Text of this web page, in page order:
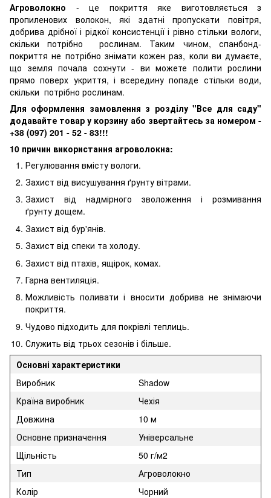
Агроволокно - це покриття яке виготовляється з
пропиленових волокон, які здатні пропускати повітря,
добрива дрібної і рідкої консистенції і рівно стільки вологи,
скільки потрібно рослинам. Таким чином, спанбонд-
покриття не потрібно знімати кожен раз, коли ви думаєте,
що земля почала сохнути - ви можете полити рослини
прямо поверх укриття, і всередину попаде стільки води,
скільки потрібно рослинам.
Для оформлення замовлення з розділу "Все для саду"
додавайте товар у корзину або звертайтесь за номером -
+38 (097) 201 - 52 - 83!!!
10 причин використання агроволокна:
Регулювання вмісту вологи.
Захист від висушування ґрунту вітрами.
Захист від надмірного зволоження і розмивання
ґрунту дощем.
Захист від бур'янів.
Захист від спеки та холоду.
Захист від птахів, ящірок, комах.
Гарна вентиляція.
Можливість поливати і вносити добрива не знімаючи
покриття.
Чудово підходить для покрівлі теплиць.
Служить від трьох сезонів і більше.
Основні характеристики
Виробник
Shadow
Країна виробник
Чехія
Довжина
10 м
Основне призначення
Універсальне
Щільність
50 г/м2
Тип
Агроволокно
Колір
Чорний